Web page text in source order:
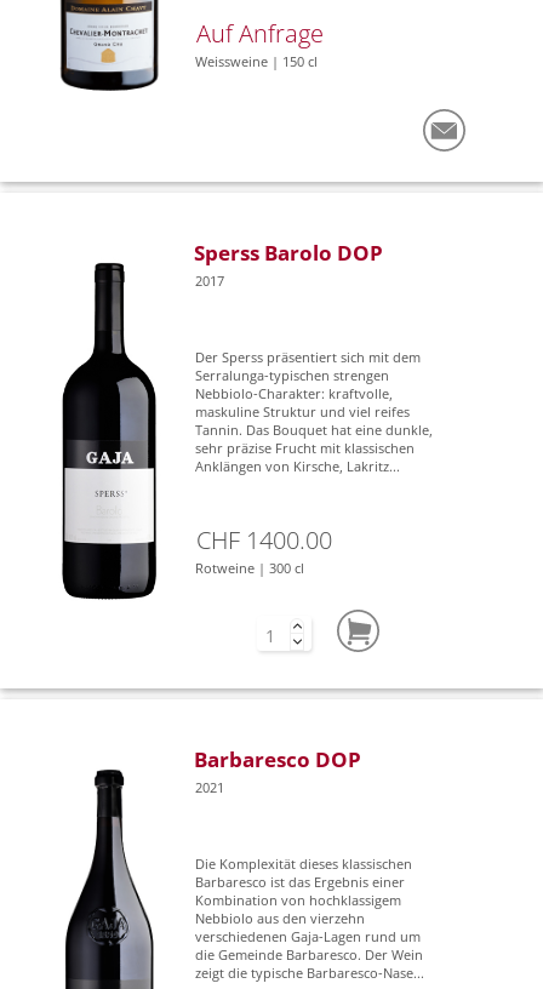
Auf Anfrage
Weissweine | 150 cl
Sperss Barolo DOP
2017
Der Sperss präsentiert sich mit dem
Serralunga-typischen strengen
Nebbiolo-Charakter: kraftvolle,
maskuline Struktur und viel reifes
Tannin. Das Bouquet hat eine dunkle,
sehr präzise Frucht mit klassischen
Anklängen von Kirsche, Lakritz...
CHF 1400.00
Rotweine | 300 cl
Barbaresco DOP
2021
Die Komplexität dieses klassischen
Barbaresco ist das Ergebnis einer
Kombination von hochklassigem
Nebbiolo aus den vierzehn
verschiedenen Gaja-Lagen rund um
die Gemeinde Barbaresco. Der Wein
zeigt die typische Barbaresco-Nase...